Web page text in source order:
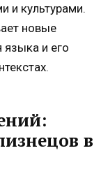
и культурами.
новые
языка и его
в